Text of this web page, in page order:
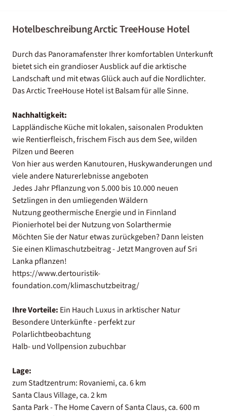
Hotelbeschreibung Arctic TreeHouse Hotel
Durch das Panoramafenster Ihrer komfortablen Unterkunft
bietet sich ein grandioser Ausblick auf die arktische
Landschaft und mit etwas Glück auch auf die Nordlichter.
Das Arctic TreeHouse Hotel ist Balsam für alle Sinne.
Nachhaltigkeit:
Lappländische Küche mit lokalen, saisonalen Produkten
wie Rentierfleisch, frischem Fisch aus dem See, wilden
Pilzen und Beeren
Von hier aus werden Kanutouren, Huskywanderungen und
viele andere Naturerlebnisse angeboten
Jedes Jahr Pflanzung von 5.000 bis 10.000 neuen
Setzlingen in den umliegenden Wäldern
Nutzung geothermische Energie und in Finnland
Pionierhotel bei der Nutzung von Solarthermie
Möchten Sie der Natur etwas zurückgeben? Dann leisten
Sie einen Klimaschutzbeitrag - Jetzt Mangroven auf Sri
Lanka pflanzen!
https://www.dertouristik-
foundation.com/klimaschutzbeitrag/
Ihre Vorteile: Ein Hauch Luxus in arktischer Natur
Besondere Unterkünfte - perfekt zur
Polarlichtbeobachtung
Halb- und Vollpension zubuchbar
Lage:
zum Stadtzentrum: Rovaniemi, ca. 6 km
Santa Claus Village, ca. 2 km
Santa Park - The Home Cavern of Santa Claus, ca. 600 m